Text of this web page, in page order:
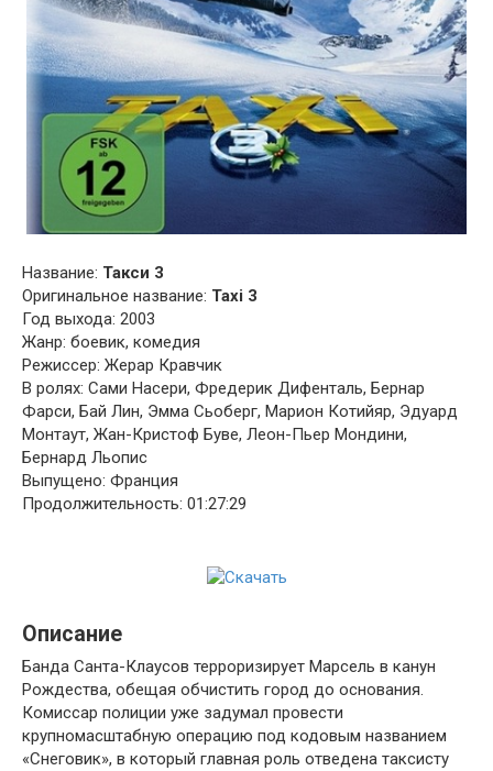
Название: Такси 3
Оригинальное название: Taxi 3
Год выхода: 2003
Жанр: боевик, комедия
Режиссер: Жерар Кравчик
В ролях: Сами Насери, Фредерик Дифенталь, Бернар
Фарси, Бай Лин, Эмма Сьоберг, Марион Котийяр, Эдуард
Монтаут, Жан-Кристоф Буве, Леон-Пьер Мондини,
Бернард Льопис
Выпущено: Франция
Продолжительность: 01:27:29
Описание
Банда Санта-Клаусов терроризирует Марсель в канун
Рождества, обещая обчистить город до основания.
Комиссар полиции уже задумал провести
крупномасштабную операцию под кодовым названием
«Снеговик», в который главная роль отведена таксисту